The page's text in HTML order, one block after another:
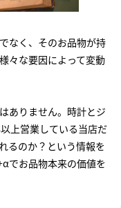
なく、そのお品物が持
々な要因によって変動
ありません。時計とジ
上営業している当店だ
るのか？という情報を
でお品物本来の価値を